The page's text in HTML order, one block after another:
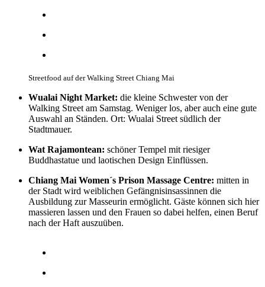
Streetfood auf der Walking Street Chiang Mai
Wualai Night Market: die kleine Schwester von der
Walking Street am Samstag. Weniger los, aber auch eine gute
Auswahl an Ständen. Ort: Wualai Street südlich der
Stadtmauer.
Wat Rajamontean: schöner Tempel mit riesiger
Buddhastatue und laotischen Design Einflüssen.
Chiang Mai Women´s Prison Massage Centre: mitten in
der Stadt wird weiblichen Gefängnisinsassinnen die
Ausbildung zur Masseurin ermöglicht. Gäste können sich hier
massieren lassen und den Frauen so dabei helfen, einen Beruf
nach der Haft auszuüben.